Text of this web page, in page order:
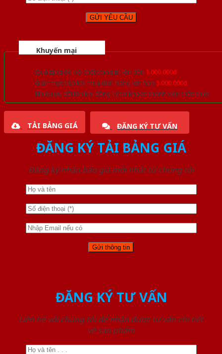
Khuyến mại
Quà tặng đồ nội thất trang trí lên đến 1.000.000đ
Giảm trực tiếp khi mua đơn hàng lớn hơn 3.000.000đ
Nhiều ưu đãi lớn khi đăng ký tài khoản thành viên thân thiết
TẢI BẢNG GIÁ ĐĂNG KÝ TƯ VẤN
ĐĂNG KÝ TẢI BẢNG GIÁ
Đăng ký nhận báo giá mới nhất từ chúng tôi
ĐĂNG KÝ TƯ VẤN
Liên hệ với chúng tôi để nhận được tư vấn chi tiết
về sản phẩm